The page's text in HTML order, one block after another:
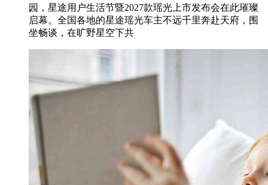
园，星途用户生活节暨2027款瑶光上市发布会在此璀璨
启幕。全国各地的星途瑶光车主不远千里奔赴天府，围
坐畅谈，在旷野星空下共